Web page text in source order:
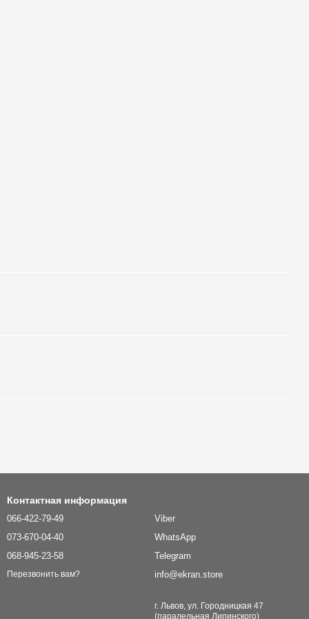
Контактная информация
066-422-79-49
073-670-04-40
068-945-23-58
Перезвонить вам?
Viber
WhatsApp
Telegram
info@ekran.store
г. Львов, ул. Городницкая 47
(паралельная Липинского)